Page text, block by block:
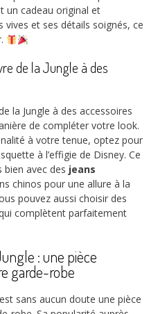
un cadeau original et
vives et ses détails soignés, ce
de la Jungle à des
la Jungle à des accessoires
de compléter votre look.
à votre tenue, optez pour
à l’effigie de Disney. Ce
avec des jeans
chinos pour une allure à la
pouvez aussi choisir des
complètent parfaitement
: une pièce
garde-robe
sans aucun doute une pièce